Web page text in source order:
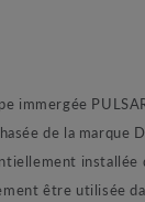
de la marque
installée
être utilisée